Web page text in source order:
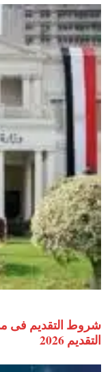
شروط التقديم فى
التقديم 2026